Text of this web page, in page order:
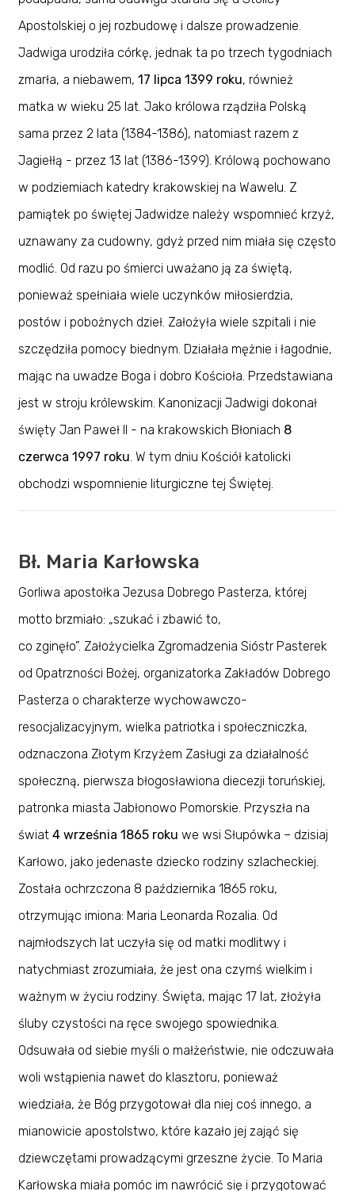
Apostolskiej o jej rozbudowę i dalsze prowadzenie.
Jadwiga urodziła córkę, jednak ta po trzech tygodniach
zmarła, a niebawem, 17 lipca 1399 roku, również
matka w wieku 25 lat. Jako królowa rządziła Polską
sama przez 2 lata (1384-1386), natomiast razem z
Jagiełłą - przez 13 lat (1386-1399). Królową pochowano
w podziemiach katedry krakowskiej na Wawelu. Z
pamiątek po świętej Jadwidze należy wspomnieć krzyż,
uznawany za cudowny, gdyż przed nim miała się często
modlić. Od razu po śmierci uważano ją za świętą,
ponieważ spełniała wiele uczynków miłosierdzia,
postów i pobożnych dzieł. Założyła wiele szpitali i nie
szczędziła pomocy biednym. Działała mężnie i łagodnie,
mając na uwadze Boga i dobro Kościoła. Przedstawiana
jest w stroju królewskim. Kanonizacji Jadwigi dokonał
święty Jan Paweł II - na krakowskich Błoniach 8
czerwca 1997 roku. W tym dniu Kościół katolicki
obchodzi wspomnienie liturgiczne tej Świętej.
Bł. Maria Karłowska
Gorliwa apostołka Jezusa Dobrego Pasterza, której
motto brzmiało: „szukać i zbawić to,
co zginęło”. Założycielka Zgromadzenia Sióstr Pasterek
od Opatrzności Bożej, organizatorka Zakładów Dobrego
Pasterza o charakterze wychowawczo-
resocjalizacyjnym, wielka patriotka i społeczniczka,
odznaczona Złotym Krzyżem Zasługi za działalność
społeczną, pierwsza błogosławiona diecezji toruńskiej,
patronka miasta Jabłonowo Pomorskie. Przyszła na
świat 4 września 1865 roku we wsi Słupówka – dzisiaj
Karłowo, jako jedenaste dziecko rodziny szlacheckiej.
Została ochrzczona 8 października 1865 roku,
otrzymując imiona: Maria Leonarda Rozalia. Od
najmłodszych lat uczyła się od matki modlitwy i
natychmiast zrozumiała, że jest ona czymś wielkim i
ważnym w życiu rodziny. Święta, mając 17 lat, złożyła
śluby czystości na ręce swojego spowiednika.
Odsuwała od siebie myśli o małżeństwie, nie odczuwała
woli wstąpienia nawet do klasztoru, ponieważ
wiedziała, że Bóg przygotował dla niej coś innego, a
mianowicie apostolstwo, które kazało jej zająć się
dziewczętami prowadzącymi grzeszne życie. To Maria
Karłowska miała pomóc im nawrócić się i przygotować